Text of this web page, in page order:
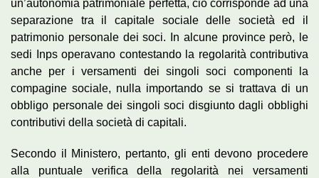
un’autonomia patrimoniale perfetta, ciò corrisponde ad una
separazione tra il capitale sociale delle società ed il
patrimonio personale dei soci. In alcune province però, le
sedi Inps operavano contestando la regolarità contributiva
anche per i versamenti dei singoli soci componenti la
compagine sociale, nulla importando se si trattava di un
obbligo personale dei singoli soci disgiunto dagli obblighi
contributivi della società di capitali.
Secondo il Ministero, pertanto, gli enti devono procedere
alla puntuale verifica della regolarità nei versamenti